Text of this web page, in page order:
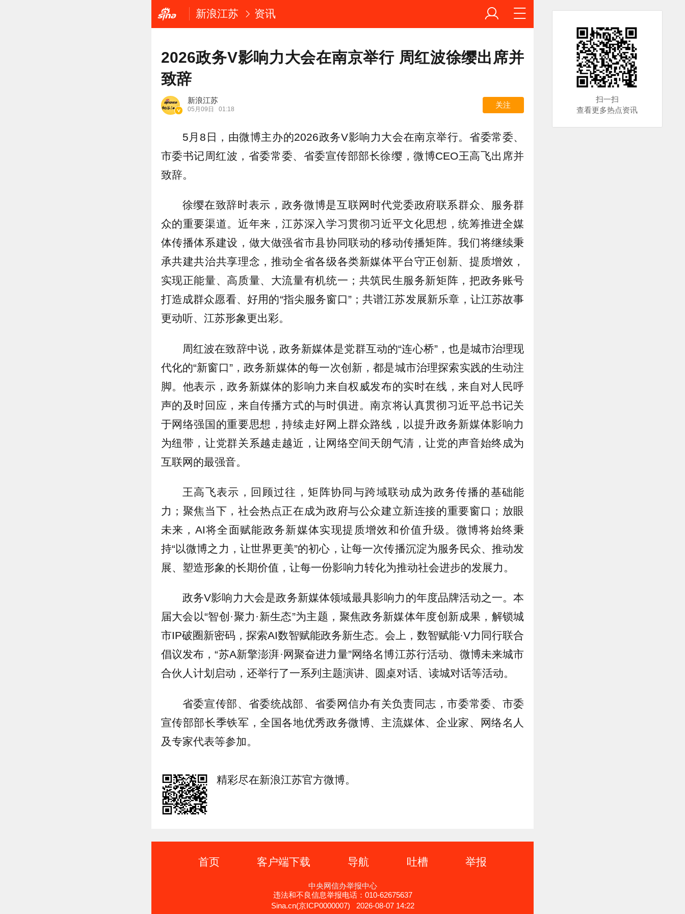
新浪江苏 资讯
2026政务V影响力大会在南京举行 周红波徐缨出席并
致辞
新浪江苏
05月09日 01:18
关注
5月8日，由微博主办的2026政务V影响力大会在南京举行。省委常委、
市委书记周红波，省委常委、省委宣传部部长徐缨，微博CEO王高飞出席并
致辞。
徐缨在致辞时表示，政务微博是互联网时代党委政府联系群众、服务群
众的重要渠道。近年来，江苏深入学习贯彻习近平文化思想，统筹推进全媒
体传播体系建设，做大做强省市县协同联动的移动传播矩阵。我们将继续秉
承共建共治共享理念，推动全省各级各类新媒体平台守正创新、提质增效，
实现正能量、高质量、大流量有机统一；共筑民生服务新矩阵，把政务账号
打造成群众愿看、好用的“指尖服务窗口”；共谱江苏发展新乐章，让江苏故事
更动听、江苏形象更出彩。
周红波在致辞中说，政务新媒体是党群互动的“连心桥”，也是城市治理现
代化的“新窗口”，政务新媒体的每一次创新，都是城市治理探索实践的生动注
脚。他表示，政务新媒体的影响力来自权威发布的实时在线，来自对人民呼
声的及时回应，来自传播方式的与时俱进。南京将认真贯彻习近平总书记关
于网络强国的重要思想，持续走好网上群众路线，以提升政务新媒体影响力
为纽带，让党群关系越走越近，让网络空间天朗气清，让党的声音始终成为
互联网的最强音。
王高飞表示，回顾过往，矩阵协同与跨域联动成为政务传播的基础能
力；聚焦当下，社会热点正在成为政府与公众建立新连接的重要窗口；放眼
未来，AI将全面赋能政务新媒体实现提质增效和价值升级。微博将始终秉
持“以微博之力，让世界更美”的初心，让每一次传播沉淀为服务民众、推动发
展、塑造形象的长期价值，让每一份影响力转化为推动社会进步的发展力。
政务V影响力大会是政务新媒体领域最具影响力的年度品牌活动之一。本
届大会以“智创·聚力·新生态”为主题，聚焦政务新媒体年度创新成果，解锁城
市IP破圈新密码，探索AI数智赋能政务新生态。会上，数智赋能·V力同行联合
倡议发布，“苏A新擎澎湃·网聚奋进力量”网络名博江苏行活动、微博未来城市
合伙人计划启动，还举行了一系列主题演讲、圆桌对话、读城对话等活动。
省委宣传部、省委统战部、省委网信办有关负责同志，市委常委、市委
宣传部部长季铁军，全国各地优秀政务微博、主流媒体、企业家、网络名人
及专家代表等参加。
精彩尽在新浪江苏官方微博。
首页 客户端下载 导航 吐槽 举报
中央网信办举报中心
违法和不良信息举报电话：010-62675637
Sina.cn(京ICP0000007) 2026-08-07 14:22
扫一扫
查看更多热点资讯